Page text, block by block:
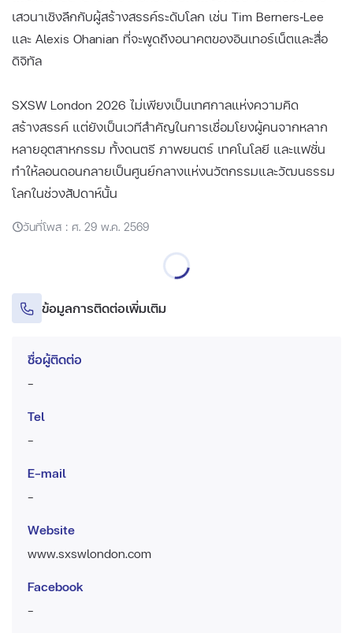
เสวนาเชิงลึกกับผู้สร้างสรรค์ระดับโลก เช่น Tim Berners‑Lee
และ Alexis Ohanian ที่จะพูดถึงอนาคตของอินเทอร์เน็ตและสื่อ
ดิจิทัล
SXSW London 2026 ไม่เพียงเป็นเทศกาลแห่งความคิด
สร้างสรรค์ แต่ยังเป็นเวทีสำคัญในการเชื่อมโยงผู้คนจากหลาก
หลายอุตสาหกรรม ทั้งดนตรี ภาพยนตร์ เทคโนโลยี และแฟชั่น
ทำให้ลอนดอนกลายเป็นศูนย์กลางแห่งนวัตกรรมและวัฒนธรรม
โลกในช่วงสัปดาห์นั้น
วันที่โพส : ศ. 29 พ.ค. 2569
ข้อมูลการติดต่อเพิ่มเติม
ชื่อผู้ติดต่อ
-
Tel
-
E-mail
-
Website
www.sxswlondon.com
Facebook
-